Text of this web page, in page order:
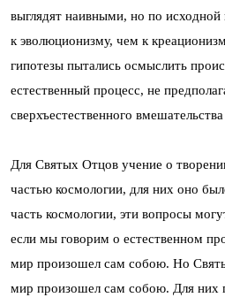
выглядят наивными, но по
к эволюционизму, чем к
гипотезы пытались осмыслить
естественный процесс, не
сверхъестественного
Для Святых Отцов учение о
частью космологии, для них оно
часть космологии, эти вопросы
если мы говорим о естественном
мир произошел сам собою. Но
мир произошел сам собою. Для них